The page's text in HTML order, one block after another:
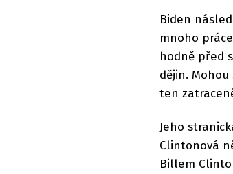
Biden
mnoho
hodně před
dějin.
ten
Jeho
Clintonová
Billem